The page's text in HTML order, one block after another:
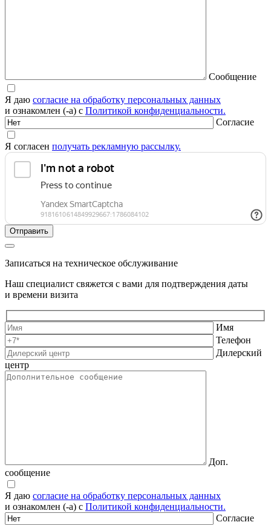
Сообщение
Я даю согласие на обработку персональных данных
и ознакомлен (-а) с Политикой конфиденциальности.
Согласие
Я согласен получать рекламную рассылку.
Записаться на техническое обслуживание
Наш специалист свяжется с вами для подтверждения даты
и времени визита
Имя
Телефон
Дилерский
центр
Доп.
сообщение
Я даю согласие на обработку персональных данных
и ознакомлен (-а) с Политикой конфиденциальности.
Согласие